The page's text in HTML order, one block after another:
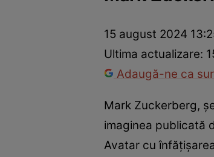
InternaționalFapt
15 august 2024
Ultima actualizare:
Adaugă-ne ca
Mark Zuckerberg,
imaginea publicată
Avatar cu